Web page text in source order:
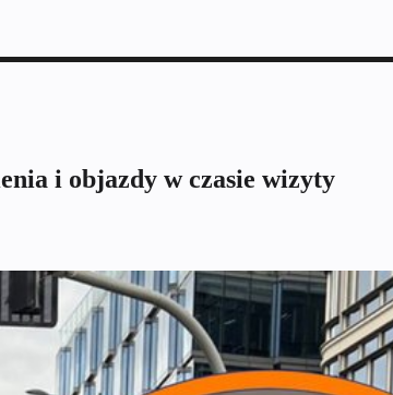
i objazdy w czasie wizyty